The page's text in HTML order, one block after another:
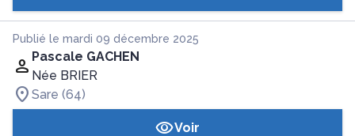
Publié le mardi 09 décembre 2025
Pascale GACHEN
Née BRIER
Sare (64)
Voir